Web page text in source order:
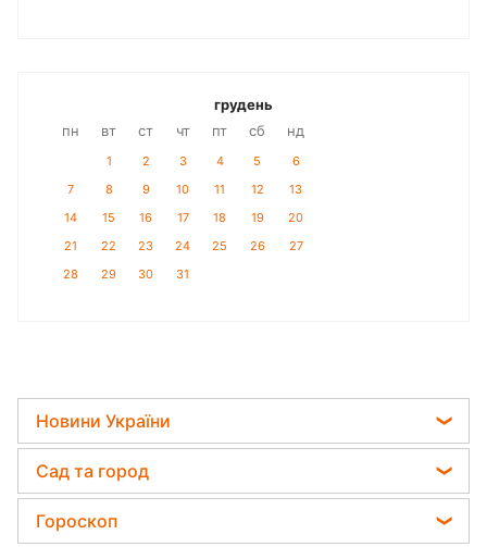
грудень
пн
вт ст чт пт сб нд
1 2 3 4 5
6
7
8 9 10 11 12
13
14
15 16 17 18 19
20
21
22 23 24 25 26
27
28
29 30 31
Новини України
Телеграм новини України
Пенсії в Україні
Мобілізація
Сад та город
Садівник назвав найефективніший засіб проти
бур'янів
Гороскоп